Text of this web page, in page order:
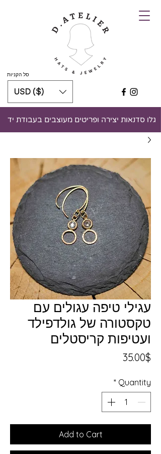
סל הקניות
גלו סדנאות יצירה ופריטים מעוצבים בעבודת יד
USD ($)
עגילי טיפה עגולים עם
טקסטורה של גולדפילד
ועטיפות קריסטלים
35.00$
Price
Quantity
*
Add to Cart